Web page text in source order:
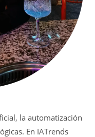
la automatización
En IATrends